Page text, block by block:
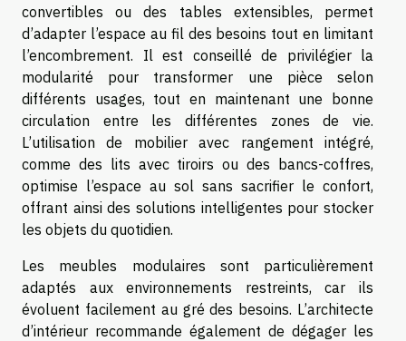
convertibles ou des tables extensibles, permet
d’adapter l’espace au fil des besoins tout en limitant
l’encombrement. Il est conseillé de privilégier la
modularité pour transformer une pièce selon
différents usages, tout en maintenant une bonne
circulation entre les différentes zones de vie.
L’utilisation de mobilier avec rangement intégré,
comme des lits avec tiroirs ou des bancs-coffres,
optimise l’espace au sol sans sacrifier le confort,
offrant ainsi des solutions intelligentes pour stocker
les objets du quotidien.
Les meubles modulaires sont particulièrement
adaptés aux environnements restreints, car ils
évoluent facilement au gré des besoins. L’architecte
d’intérieur recommande également de dégager les